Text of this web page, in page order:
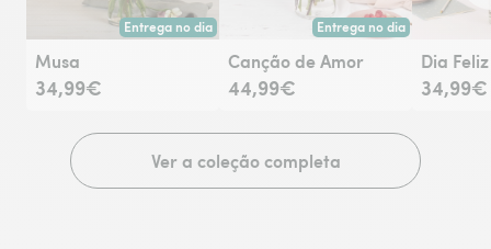
Entrega no dia
Entrega hoje ou na data à tua escolha.
Musa
34,99€
Entrega no dia
Entrega hoje ou na data à
Canção de Amor
44,99€
Dia Feliz
34,99€
Ver a coleção completa